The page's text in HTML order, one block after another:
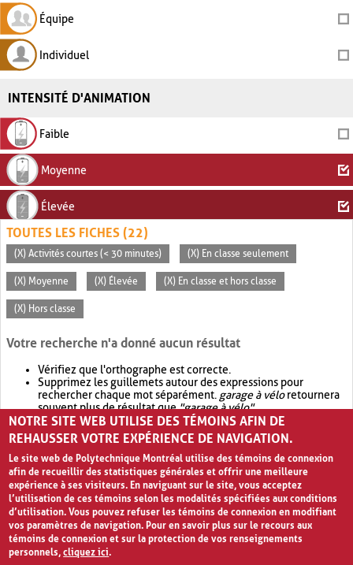
Équipe
Individuel
INTENSITÉ D'ANIMATION
Faible
Moyenne
Élevée
TOUTES LES FICHES (22)
(X) Activités courtes (< 30 minutes) (X) En classe seulement
(X) Moyenne (X) Élevée (X) En classe et hors classe
(X) Hors classe
Votre recherche n'a donné aucun résultat
Vérifiez que l'orthographe est correcte.
Supprimez les guillemets autour des expressions pour
rechercher chaque mot séparément. garage à véloretournera
souvent plus de résultat que"garage à vélo".
Envisagez d'élargir votre recherche avec OR.garage OR vélo
retournera souvent plus de résultat quegarage à vélo
NOTRE SITE WEB UTILISE DES TÉMOINS AFIN DE
REHAUSSER VOTRE EXPÉRIENCE DE NAVIGATION.
Le site web de Polytechnique Montréal utilise des témoins de connexion
afin de recueillir des statistiques générales et offrir une meilleure
expérience à ses visiteurs. En naviguant sur le site, vous acceptez
l’utilisation de ces témoins selon les modalités spécifiées aux conditions
d’utilisation. Vous pouvez refuser les témoins de connexion en modifiant
vos paramètres de navigation. Pour en savoir plus sur le recours aux
témoins de connexion et sur la protection de vos renseignements
personnels,cliquez ici.